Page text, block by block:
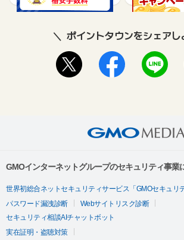
ポイントタウンをシェアし
GMOインターネットグループのセキュリティ事業
世界初総合ネットセキュリティサービス「GMOセキュリ
パスワード漏洩診断
Webサイトリスク診断
セキュリティ相談AIチャットボット
実在証明・盗聴対策